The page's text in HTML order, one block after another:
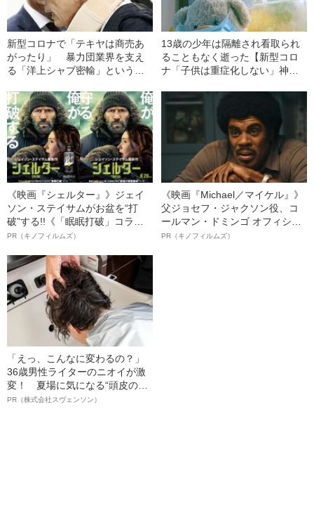
新型コロナで「テキヤは商売あ
がったり」 暴力団業界を支え
る「洋上シャブ密輸」というシ
13歳の少年は隔離され看取られ
ることもなく逝った【新型コロ
ナ「子供は重症化しない」神話
《映画『シェルター』》ジェイ
ソン・ステイサムがお盆を“打
破”する!!《「眠眠打破」コラ
ボ》
PR（キノフィルムズ）
《映画『Michael／マイケル』》
父ジョセフ・ジャクソン役、コ
ールマン・ドミンゴ オフィシャ
ルインタビュー“観客を魅了した
PR（キノフィルムズ）
「えっ、こんなに変わるの？」
36歳男性ライターのニオイが激
変！ 夏場に気になる“頭皮のニ
オイ”や“ベタつき”を解消す
PR（株式会社スヴェンソン）